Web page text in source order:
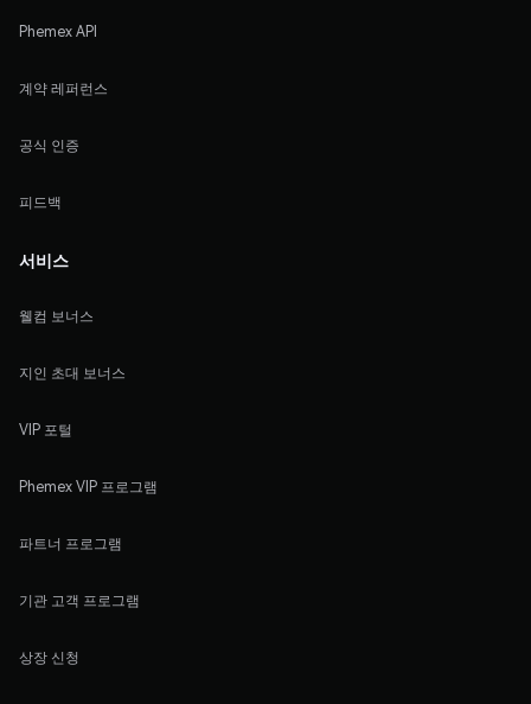
Phemex API
계약 레퍼런스
공식 인증
피드백
서비스
웰컴 보너스
지인 초대 보너스
VIP 포털
Phemex VIP 프로그램
파트너 프로그램
기관 고객 프로그램
상장 신청